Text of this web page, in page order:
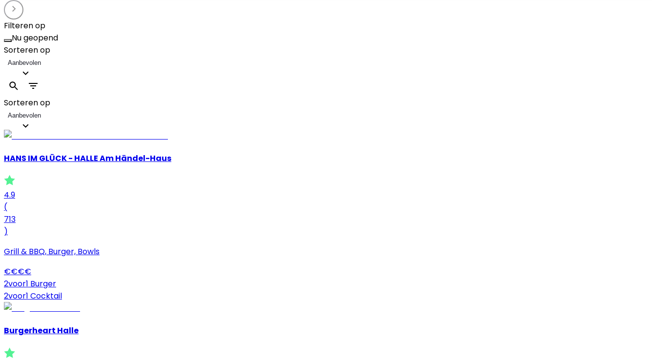
Filteren op
Nu geopend
Sorteren op
Aanbevolen
Sorteren op
Aanbevolen
HANS IM GLÜCK - HALLE Am Händel-Haus
4.9
(
713
)
Grill & BBQ, Burger, Bowls
€€€€
2voor1 Burger
2voor1 Cocktail
Burgerheart Halle